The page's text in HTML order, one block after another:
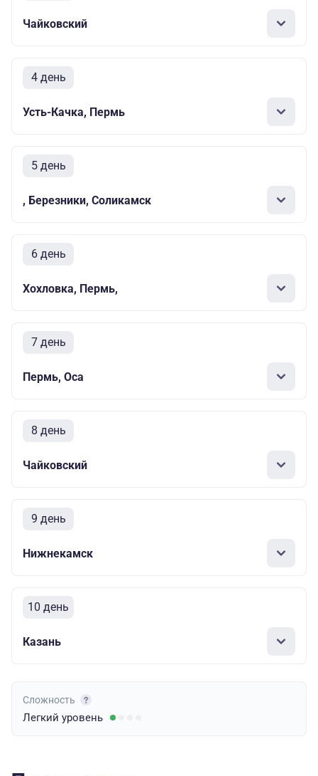
Чайковский
4 день
Усть-Качка, Пермь
5 день
, Березники, Соликамск
6 день
Хохловка, Пермь,
7 день
Пермь, Оса
8 день
Чайковский
9 день
Нижнекамск
10 день
Казань
Сложность
Легкий уровень